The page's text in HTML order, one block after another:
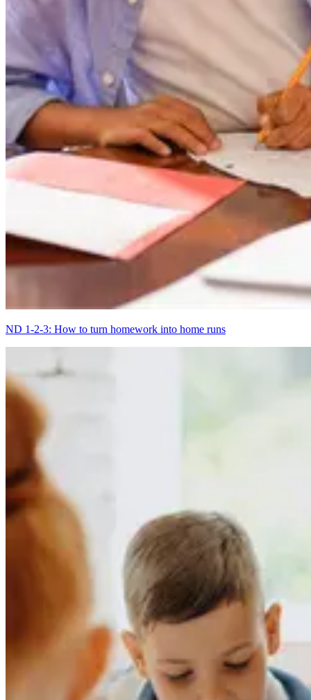
ND 1-2-3: How to turn homework into home runs